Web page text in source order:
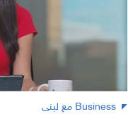
Business مع لبنى